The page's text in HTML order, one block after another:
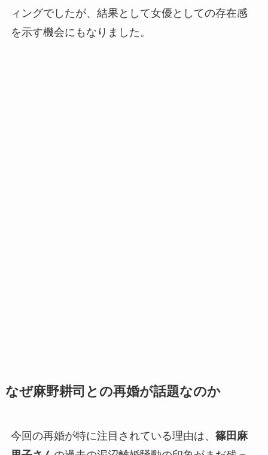
ィングでしたが、結果として女優としての存在感
を示す機会にもなりました。
なぜ麻野耕司との再婚が話題なのか
今回の再婚が特に注目されている理由は、 篠田麻